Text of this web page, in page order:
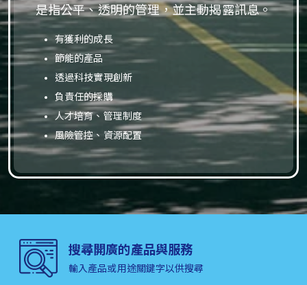
是指公平、透明的管理，並主動揭露訊息。
有獲利的成長
節能的產品
透過科技實現創新
負責任的採購
人才培育、管理制度
風險管控、資源配置
搜尋開廣的產品與服務
輸入產品或用途關鍵字以供搜尋